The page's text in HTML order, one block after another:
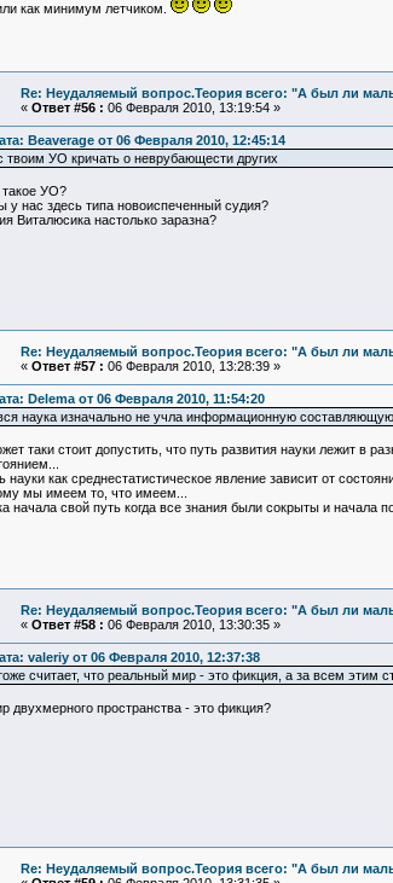
как минимум летчиком.
Re: Неудаляемый вопрос.Теория всего: "А был ли
« Ответ #56 : 06 Февраля 2010, 13:19:54 »
Beaverage от 06 Февраля 2010, 12:45:14
твоим УО кричать о неврубающести других
такое УО?
у нас здесь типа новоиспеченный судия?
Виталюсика настолько заразна?
Re: Неудаляемый вопрос.Теория всего: "А был ли
« Ответ #57 : 06 Февраля 2010, 13:28:39 »
Delema от 06 Февраля 2010, 11:54:20
наука изначально не учла информационную
таки стоит допустить, что путь развития науки лежит в
науки как среднестатистическое явление зависит от
мы имеем то, что имеем...
начала свой путь когда все знания были сокрыты и начала
Re: Неудаляемый вопрос.Теория всего: "А был ли
« Ответ #58 : 06 Февраля 2010, 13:30:35 »
valeriy от 06 Февраля 2010, 12:37:38
считает, что реальный мир - это фикция, а за всем этим
двухмерного пространства - это фикция?
Re: Неудаляемый вопрос.Теория всего: "А был ли